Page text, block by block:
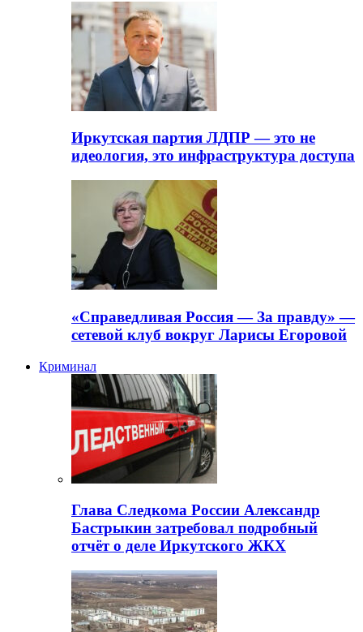
Иркутская партия ЛДПР — это не
идеология, это инфраструктура доступа
«Справедливая Россия — За правду» —
сетевой клуб вокруг Ларисы Егоровой
Криминал
Глава Следкома России Александр
Бастрыкин затребовал подробный
отчёт о деле Иркутского ЖКХ